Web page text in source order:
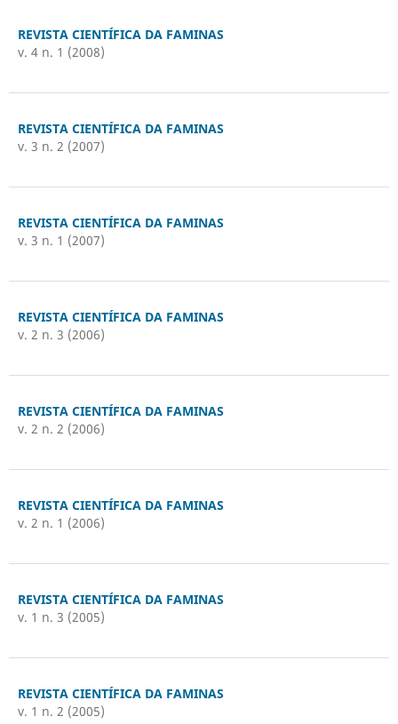
REVISTA CIENTÍFICA DA FAMINAS
v. 4 n. 1 (2008)
REVISTA CIENTÍFICA DA FAMINAS
v. 3 n. 2 (2007)
REVISTA CIENTÍFICA DA FAMINAS
v. 3 n. 1 (2007)
REVISTA CIENTÍFICA DA FAMINAS
v. 2 n. 3 (2006)
REVISTA CIENTÍFICA DA FAMINAS
v. 2 n. 2 (2006)
REVISTA CIENTÍFICA DA FAMINAS
v. 2 n. 1 (2006)
REVISTA CIENTÍFICA DA FAMINAS
v. 1 n. 3 (2005)
REVISTA CIENTÍFICA DA FAMINAS
v. 1 n. 2 (2005)